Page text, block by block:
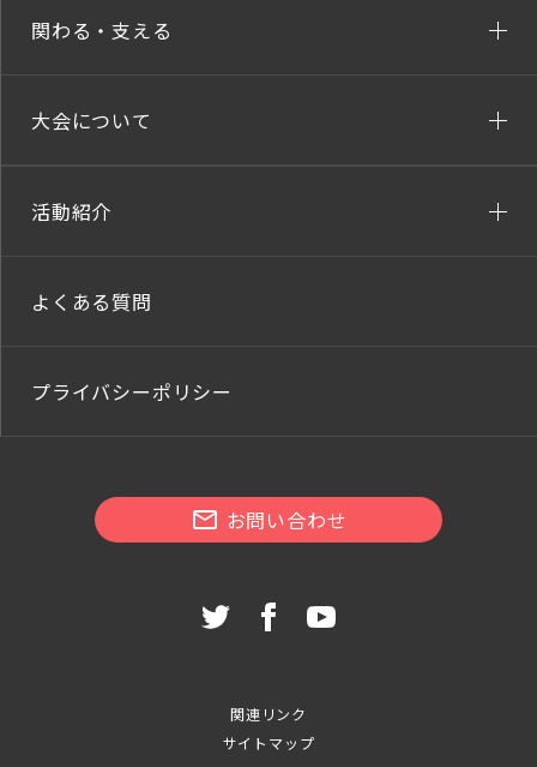
関わる・支える
大会について
活動紹介
よくある質問
プライバシーポリシー
お問い合わせ
関連リンク
サイトマップ